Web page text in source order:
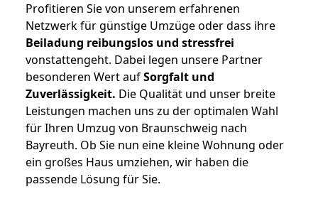
Profitieren Sie von unserem erfahrenen
Netzwerk für günstige Umzüge oder dass ihre
Beiladung reibungslos und stressfrei
vonstattengeht. Dabei legen unsere Partner
besonderen Wert aufSorgfalt und
Zuverlässigkeit. Die Qualität und unser breite
Leistungen machen uns zu der optimalen Wahl
für Ihren Umzug von Braunschweig nach
Bayreuth. Ob Sie nun eine kleine Wohnung oder
ein großes Haus umziehen, wir haben die
passende Lösung für Sie.